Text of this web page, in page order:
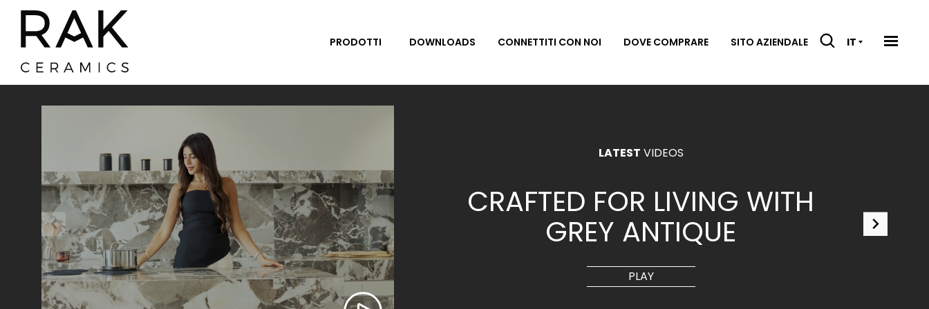
PRODOTTI DOWNLOADS CONNETTITI CON NOI DOVE COMPRARE SITO AZIENDALE IT
LATEST VIDEOS
CRAFTED FOR LIVING WITH
GREY ANTIQUE
PLAY